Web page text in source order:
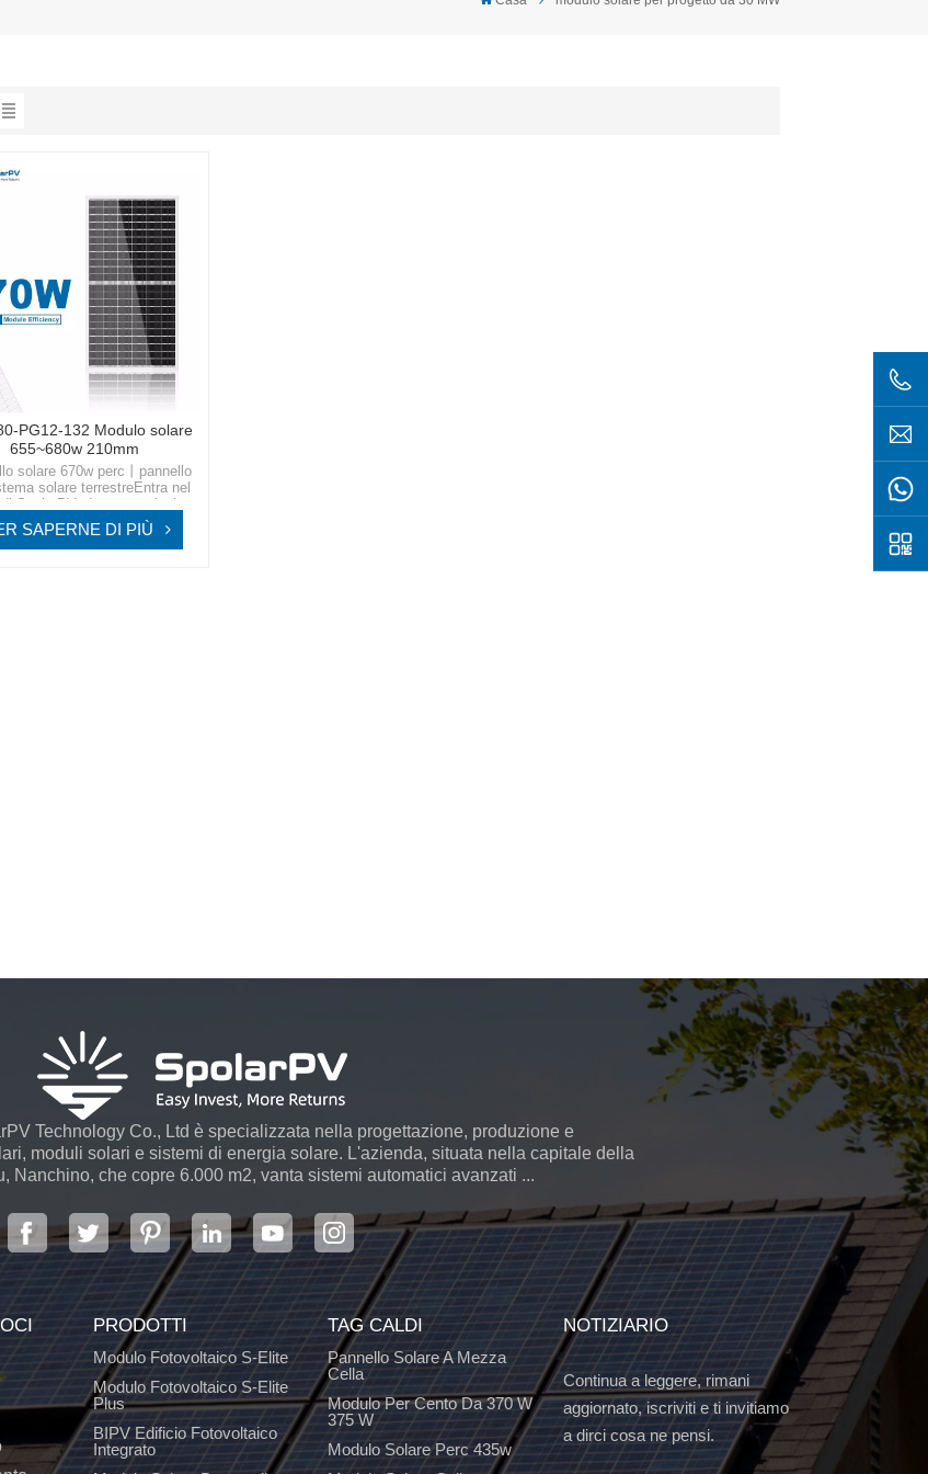
PG12-132 Modulo solare
655~680w 210mm
solare 670w perc丨pannello
solare terrestreEntra nel
uniscono, offrendoti soluzioni
di alta qualità progettate per il
mondo moderno.
SAPERNE DI PIÙ
Technology Co., Ltd è specializzata nella progettazione, produzione e
moduli solari e sistemi di energia solare. L'azienda, situata nella capitale della
Nanchino, che copre 6.000 m2, vanta sistemi automatici avanzati ...
PRODOTTI
Modulo Fotovoltaico S-Elite
Modulo Fotovoltaico S-Elite
Plus
BIPV Edificio Fotovoltaico
Integrato
TAG CALDI
Pannello Solare A Mezza
Cella
Modulo Per Cento Da 370 W
375 W
Modulo Solare Perc 435w
NOTIZIARIO
Continua a leggere, rimani
aggiornato, iscriviti e ti invitiamo
a dirci cosa ne pensi.